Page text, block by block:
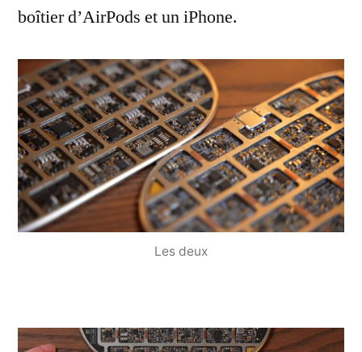
boîtier d’AirPods et un iPhone.
Les deux